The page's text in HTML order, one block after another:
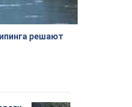
решают